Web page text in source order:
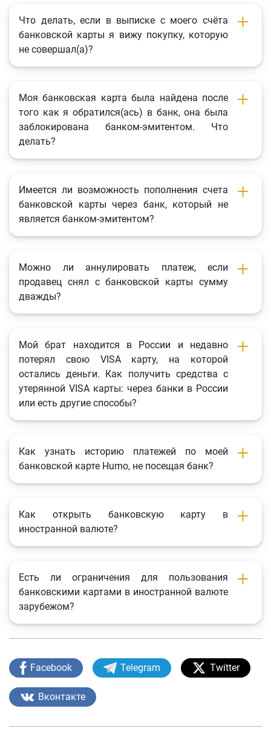
Что делать, если в выписке с моего счёта
банковской карты я вижу покупку, которую
не совершал(а)?
Моя банковская карта была найдена после
того как я обратился(ась) в банк, она была
заблокирована банком-эмитентом. Что
делать?
Имеется ли возможность пополнения счета
банковской карты через банк, который не
является банком-эмитентом?
Можно ли аннулировать платеж, если
продавец снял с банковской карты сумму
дважды?
Мой брат находится в России и недавно
потерял свою VISA карту, на которой
остались деньги. Как получить средства с
утерянной VISA карты: через банки в России
или есть другие способы?
Как узнать историю платежей по моей
банковской карте Humo, не посещая банк?
Как открыть банковскую карту в
иностранной валюте?
Есть ли ограничения для пользования
банковскими картами в иностранной валюте
зарубежом?
Facebook Telegram Twitter
Вконтакте